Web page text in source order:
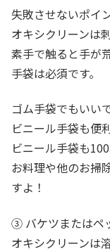
失敗させないポイ
オキシクリーンは
素手で触ると手が
手袋は必須です。
ゴム手袋でもいい
ビニール手袋も便
ビニール手袋も
お料理や他のお掃
すよ！
③ バケツまたはペ
オキシクリーンは